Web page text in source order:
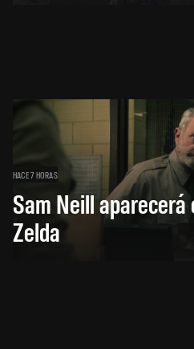
HACE 7 HORAS
Sam Neill aparecerá
Zelda